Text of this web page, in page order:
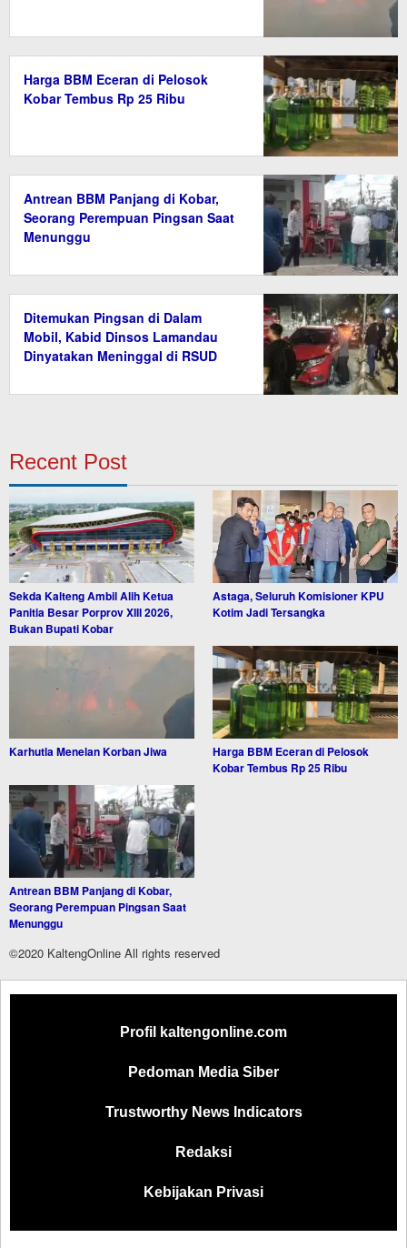
Harga BBM Eceran di Pelosok
Kobar Tembus Rp 25 Ribu
Antrean BBM Panjang di Kobar,
Seorang Perempuan Pingsan Saat
Menunggu
Ditemukan Pingsan di Dalam
Mobil, Kabid Dinsos Lamandau
Dinyatakan Meninggal di RSUD
Recent Post
Sekda Kalteng Ambil Alih Ketua
Panitia Besar Porprov XIII 2026,
Bukan Bupati Kobar
Astaga, Seluruh Komisioner KPU
Kotim Jadi Tersangka
Karhutla Menelan Korban Jiwa
Harga BBM Eceran di Pelosok
Kobar Tembus Rp 25 Ribu
Antrean BBM Panjang di Kobar,
Seorang Perempuan Pingsan Saat
Menunggu
©2020 KaltengOnline All rights reserved
Profil kaltengonline.com
Pedoman Media Siber
Trustworthy News Indicators
Redaksi
Kebijakan Privasi